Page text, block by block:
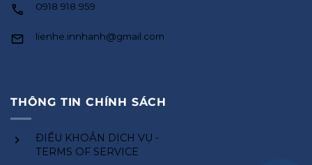
0918 918 959
lienhe.innhanh@gmail.com
THÔNG TIN CHÍNH SÁCH
ĐIỀU KHOẢN DỊCH VỤ -
TERMS OF SERVICE